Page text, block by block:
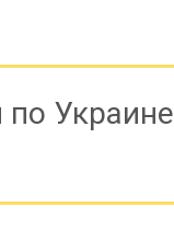
по Украине